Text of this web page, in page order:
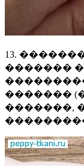
13.
�������
�������
�������,